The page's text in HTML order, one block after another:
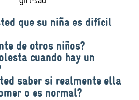
que su niña es difícil
de otros niños?
cuando hay un
saber si realmente ella
o es normal?